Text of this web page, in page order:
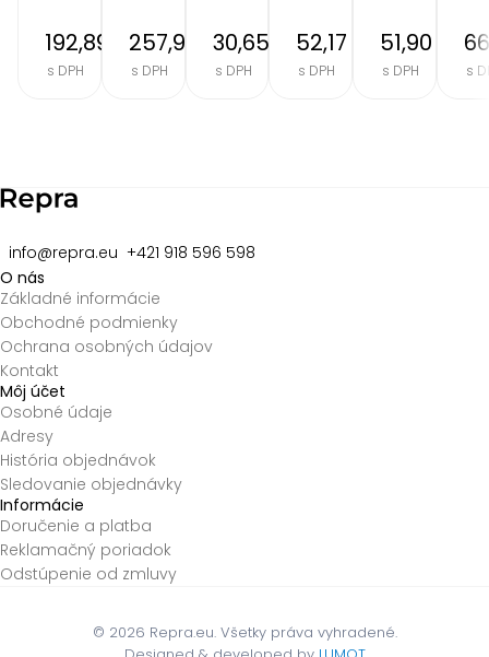
192,89 €
s DPH
257,90 €
s DPH
30,65 €
s DPH
52,17 €
s DPH
51,90 €
s DPH s
info@repra.eu +421 918 596 598
O nás
Základné informácie
Obchodné podmienky
Ochrana osobných údajov
Kontakt
Môj účet
Osobné údaje
Adresy
História objednávok
Sledovanie objednávky
Informácie
Doručenie a platba
Reklamačný poriadok
Odstúpenie od zmluvy
© 2026 Repra.eu. Všetky práva vyhradené.